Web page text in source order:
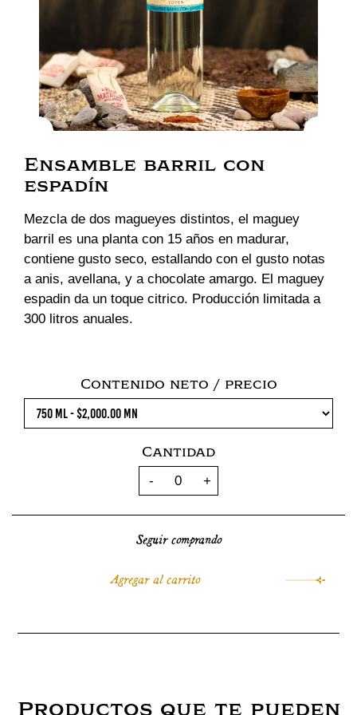
Ensamble barril con
espadín
Mezcla de dos magueyes distintos, el maguey
barril es una planta con 15 años en madurar,
contiene gusto seco, estallando con el gusto notas
a anis, avellana, y a chocolate amargo. El maguey
espadin da un toque citrico. Producción limitada a
300 litros anuales.
Contenido neto / precio
Cantidad
Seguir comprando
Productos que te pueden